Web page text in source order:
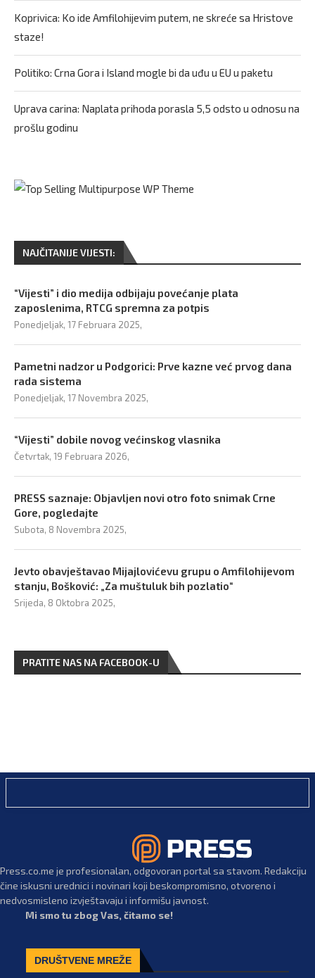
Koprivica: Ko ide Amfilohijevim putem, ne skreće sa Hristove
staze!
Politiko: Crna Gora i Island mogle bi da uđu u EU u paketu
Uprava carina: Naplata prihoda porasla 5,5 odsto u odnosu na
prošlu godinu
NAJČITANIJE VIJESTI:
“Vijesti” i dio medija odbijaju povećanje plata
zaposlenima, RTCG spremna za potpis
Ponedjeljak, 17 Februara 2025,
Pametni nadzor u Podgorici: Prve kazne već prvog dana
rada sistema
Ponedjeljak, 17 Novembra 2025,
“Vijesti” dobile novog većinskog vlasnika
Četvrtak, 19 Februara 2026,
PRESS saznaje: Objavljen novi otro foto snimak Crne
Gore, pogledajte
Subota, 8 Novembra 2025,
Jevto obavještavao Mijajlovićevu grupu o Amfilohijevom
stanju, Bošković: „Za muštuluk bih pozlatio“
Srijeda, 8 Oktobra 2025,
PRATITE NAS NA FACEBOOK-U
Press.co.me je profesionalan, odgovoran portal sa stavom. Redakciju
čine iskusni urednici i novinari koji beskompromisno, otvoreno i
nedvosmisleno izvještavaju i informišu javnost.
Mi smo tu zbog Vas, čitamo se!
DRUŠTVENE MREŽE